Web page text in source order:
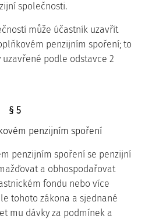
společnosti.
může účastník uzavřít
penzijním spoření; to
podle odstavce 2
§ 5
penzijním spoření
penzijním spoření se penzijní
a obhospodařovat
fondu nebo více
tohoto zákona a sjednané
mu dávky za podmínek a